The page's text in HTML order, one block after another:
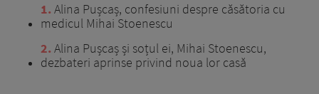
1 Alina Pușcaș, confesiuni despre căsătoria cu
medicul Mihai Stoenescu
2 Alina Pușcaș și soțul ei, Mihai Stoenescu,
dezbateri aprinse privind noua lor casă